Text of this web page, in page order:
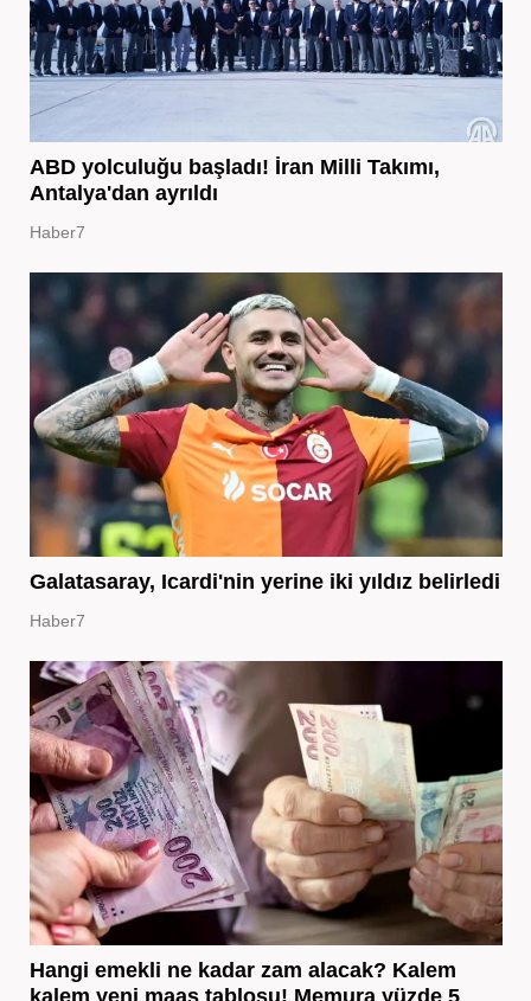
ABD yolculuğu başladı! İran Milli Takımı,
Antalya'dan ayrıldı
Haber7
Galatasaray, Icardi'nin yerine iki yıldız belirledi
Haber7
Hangi emekli ne kadar zam alacak? Kalem
kalem yeni maaş tablosu! Memura yüzde 5